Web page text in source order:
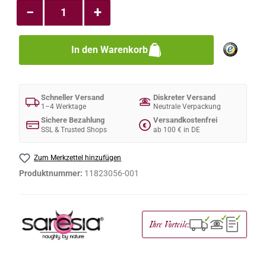
+
−
In den Warenkorb
Schneller Versand
1–4 Werktage
Diskreter Versand
Neutrale Verpackung
Sichere Bezahlung
SSL & Trusted Shops
€
Versandkostenfrei
ab 100 € in DE
Zum Merkzettel hinzufügen
Produktnummer: 11823056-001
Ihre Vorteile: ✓ ✓ ✓